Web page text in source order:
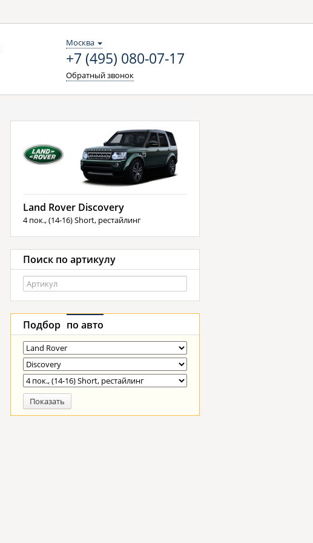
Москва
+7 (495) 080-07-17
Обратный звонок
Land Rover Discovery
4 пок., (14-16) Short, рестайлинг
Поиск по артикулу
Подбор по авто
Показать